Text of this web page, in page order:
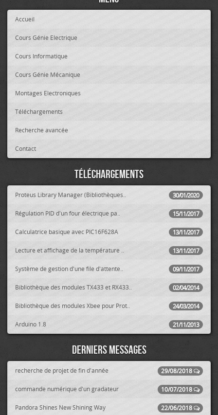
Accueil
Cours Génie Electrique
Cours Informatique
Cours Génie Mécanique
Montages Electroniques
Téléchargements
Recherche avancée
Contact
Téléchargements
30/01/2020
Proteus Library Manager (Bibliothèques..
15/11/2017
Régulation PID d'un four électrique pa..
13/11/2017
Calculatrice basique avec PIC16F628A
13/11/2017
Lecture et affichage de la température ..
09/11/2017
Système de gestion d'une file d'attente..
02/04/2014
Bibliothèque des modules TX433 et RX433..
24/03/2014
Bibliothèque des modules Xbee pour Prot..
21/11/2013
Arduino 1.8
Derniers messages
29/08/2018
recherche de projet de fin d'année
10/07/2018
commande numérique d'un gradateur
22/06/2018
Pandora Shines New Shining Way